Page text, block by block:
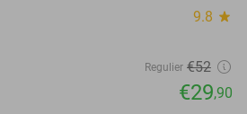
9.8 star
Regulier €52
€29,90